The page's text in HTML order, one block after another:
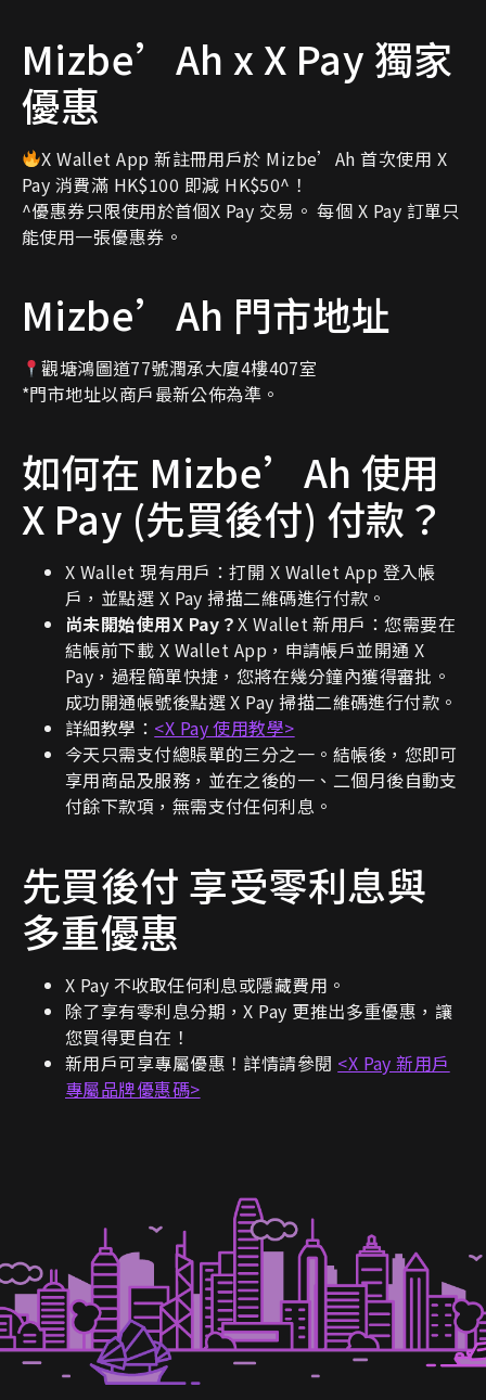
Mizbe’Ah x X Pay 獨家
優惠
X Wallet App 新註冊用戶於 Mizbe’Ah 首次使用 X
Pay 消費滿 HK$100 即減 HK$50^！
^優惠券只限使用於首個X Pay 交易。 每個 X Pay 訂單只
能使用一張優惠券。
Mizbe’Ah 門市地址
觀塘鴻圖道77號潤承大廈4樓407室
*門市地址以商戶最新公佈為準。
如何在 Mizbe’Ah 使用
X Pay (先買後付) 付款？
X Wallet 現有用戶：打開 X Wallet App 登入帳
戶，並點選 X Pay 掃描二維碼進行付款。
尚未開始使用X Pay？X Wallet 新用戶：您需要在
結帳前下載 X Wallet App，申請帳戶並開通 X
Pay，過程簡單快捷，您將在幾分鐘內獲得審批。
成功開通帳號後點選 X Pay 掃描二維碼進行付款。
詳細教學： <X Pay 使用教學>
今天只需支付總賬單的三分之一。結帳後，您即可
享用商品及服務，並在之後的一、二個月後自動支
付餘下款項，無需支付任何利息。
先買後付 享受零利息與
多重優惠
X Pay 不收取任何利息或隱藏費用。
除了享有零利息分期，X Pay 更推出多重優惠，讓
您買得更自在！
新用戶可享專屬優惠！詳情請參閱 <X Pay 新用戶
專屬品牌優惠碼>